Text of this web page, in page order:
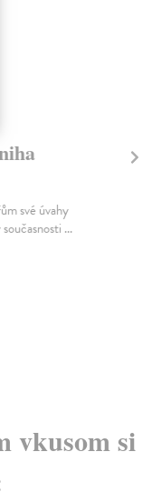
své úvahy
...
vkusom si